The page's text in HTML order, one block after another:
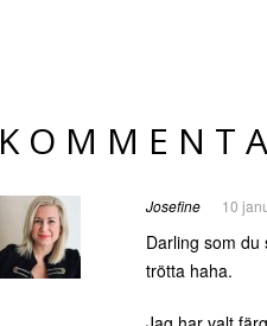
Josefine 10
Darling som
trötta haha.